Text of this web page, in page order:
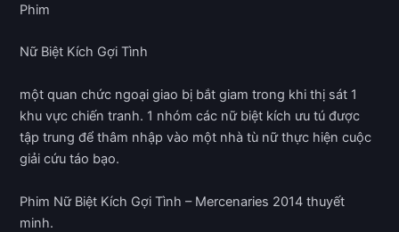
Phim
Nữ Biệt Kích Gợi Tình
một quan chức ngoại giao bị bắt giam trong khi thị sát 1
khu vực chiến tranh. 1 nhóm các nữ biệt kích ưu tú được
tập trung để thâm nhập vào một nhà tù nữ thực hiện cuộc
giải cứu táo bạo.
Phim Nữ Biệt Kích Gợi Tình – Mercenaries 2014 thuyết
minh.